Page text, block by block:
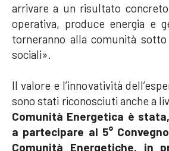
arrivare a un risultato
operativa, produce energia e
torneranno alla comunità
sociali».
Il valore e l’innovatività
sono stati riconosciuti anche a
Comunità Energetica è
a partecipare al 5°
Comunità Energetiche, in